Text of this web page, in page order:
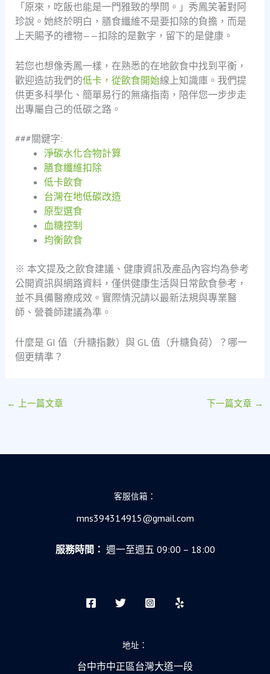
「原來，吃飯也能是一門雅致的學問。」秀鳳笑著對阿
珍說。她終於明白，膳食纖維不是要扣除的負擔，而是
上天賜予的禮物——扣除的是數字，留下的是健康。
若您也想像秀鳳一樣，在熟悉的在地飲食中找到平衡，
歡迎造訪我們的低卡，從飲食開始線上知識庫。我們提
供更多科學化、簡單易行的無痛指南，陪伴您一步步走
出專屬自己的低碳之路。
###關鍵字:
淨碳水化合物計算
膳食纖維扣除
低卡飲食
台灣在地低碳改造
原型選食
血糖控制
均衡飲食
※ 本文提及之飲食建議、健康資訊及產品內容均為參考
公開資訊與網路資料，僅供健康生活與日常飲食參考，
並不具備醫療成效。實際情況請以最新法規與專業醫
師、營養師建議為準。
什麼是 GI 值（升糖指數）與 GL 值（升糖負荷）？哪一
個更精準？
← 上一篇文章 下一篇文章 →
客服信箱：
mns394314915@gmail.com
服務時間： 週一至週五 09:00 – 18:00
地址：
台中市中正區台灣大道一段